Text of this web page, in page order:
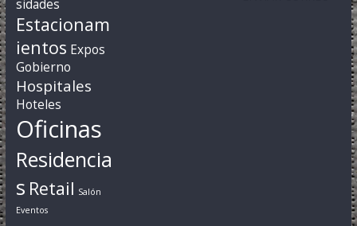
sidades
Estacionam
ientos Expos
Gobierno
Hospitales
Hoteles
Oficinas
Residencia
s Retail Salón
Eventos